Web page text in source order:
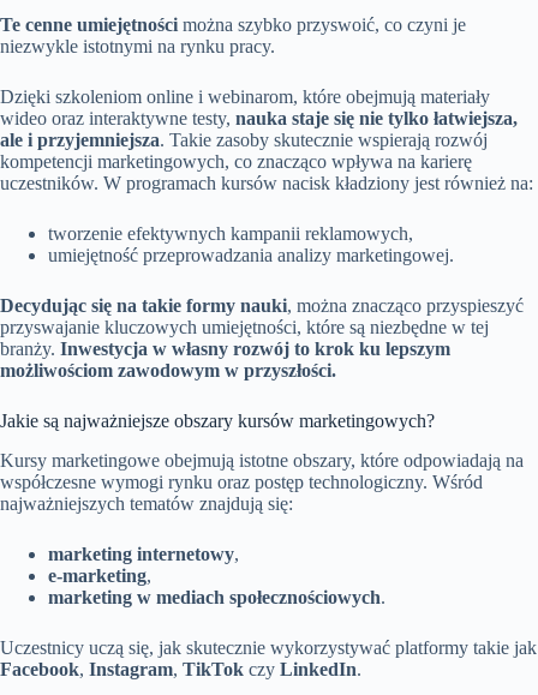
Te cenne umiejętności można szybko przyswoić, co czyni je
niezwykle istotnymi na rynku pracy.
Dzięki szkoleniom online i webinarom, które obejmują materiały
wideo oraz interaktywne testy, nauka staje się nie tylko łatwiejsza,
ale i przyjemniejsza. Takie zasoby skutecznie wspierają rozwój
kompetencji marketingowych, co znacząco wpływa na karierę
uczestników. W programach kursów nacisk kładziony jest również na:
tworzenie efektywnych kampanii reklamowych,
umiejętność przeprowadzania analizy marketingowej.
Decydując się na takie formy nauki, można znacząco przyspieszyć
przyswajanie kluczowych umiejętności, które są niezbędne w tej
branży. Inwestycja w własny rozwój to krok ku lepszym
możliwościom zawodowym w przyszłości.
Jakie są najważniejsze obszary kursów marketingowych?
Kursy marketingowe obejmują istotne obszary, które odpowiadają na
współczesne wymogi rynku oraz postęp technologiczny. Wśród
najważniejszych tematów znajdują się:
marketing internetowy,
e-marketing,
marketing w mediach społecznościowych.
Uczestnicy uczą się, jak skutecznie wykorzystywać platformy takie jak
Facebook, Instagram, TikTok czy LinkedIn.